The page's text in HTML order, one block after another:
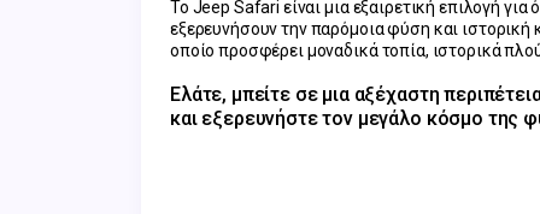
Το Jeep Safari είναι μια εξαιρετική επιλογή
εξερευνήσουν την παρόμοια φύση και
οποίο προσφέρει μοναδικά τοπία, ιστορικά
Ελάτε, μπείτε σε μια αξέχαστη
και εξερευνήστε τον μεγάλο κόσμο της